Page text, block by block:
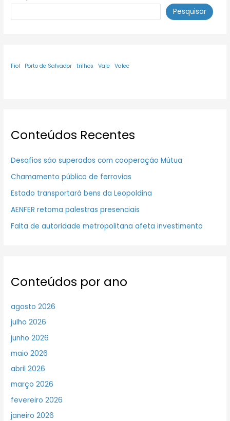
Pesquisar
Fiol Porto de Salvador trilhos Vale Valec
Conteúdos Recentes
Desafios são superados com cooperação Mútua
Chamamento público de ferrovias
Estado transportará bens da Leopoldina
AENFER retoma palestras presenciais
Falta de autoridade metropolitana afeta investimento
Conteúdos por ano
agosto 2026
julho 2026
junho 2026
maio 2026
abril 2026
março 2026
fevereiro 2026
janeiro 2026